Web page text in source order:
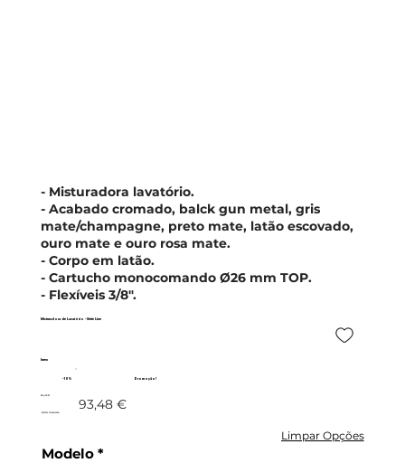
Misturadora de Lavatório - Série Line
Imex
Promoção!
- 10%
84,13 € 93,48 €
c/IVA incluído
Limpar Opções
Modelo
- Misturadora lavatório.
- Acabado cromado, balck gun metal, gris
mate/champagne, preto mate, latão escovado,
ouro mate e ouro rosa mate.
- Corpo em latão.
- Cartucho monocomando Ø26 mm TOP.
- Flexíveis 3/8".